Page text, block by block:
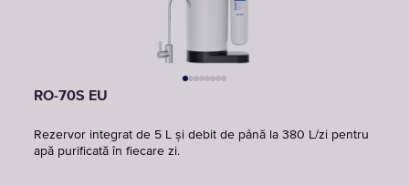
RO-70S EU
Rezervor integrat de 5 L și debit de până la 380 L/zi pentru
apă purificată în fiecare zi.